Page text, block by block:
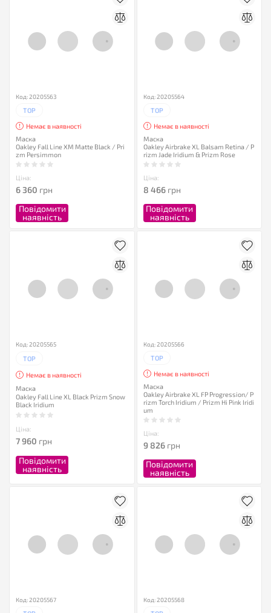
Код: 20205563
TOP
Немає в наявності
Маска
Oakley Fall Line XM Matte Black / Pri
zm Persimmon
Ціна:
6 360 грн
Повідомити
наявність
Код: 20205564
TOP
Немає в наявності
Маска
Oakley Airbrake XL Balsam Retina / P
rizm Jade Iridium & Prizm Rose
Ціна:
8 466грн
Повідомити
наявність
Код: 20205565
TOP
Немає в наявності
Маска
Oakley Fall Line XL Black Prizm Snow
Black Iridium
Ціна:
7 960 грн
Повідомити
наявність
Код: 20205566
TOP
Немає в наявності
Маска
Oakley Airbrake XL FP Progression/ P
rizm Torch Iridium / Prizm Hi Pink Iridi
um
Ціна:
9 826грн
Повідомити
наявність
Код: 20205567 Код: 20205568